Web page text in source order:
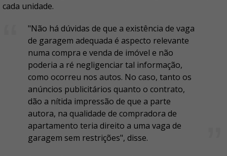
cada unidade.
"Não há dúvidas de que a existência de vaga
de garagem adequada é aspecto relevante
numa compra e venda de imóvel e não
poderia a ré negligenciar tal informação,
como ocorreu nos autos. No caso, tanto os
anúncios publicitários quanto o contrato,
dão a nítida impressão de que a parte
autora, na qualidade de compradora de
apartamento teria direito a uma vaga de
garagem sem restrições", disse.